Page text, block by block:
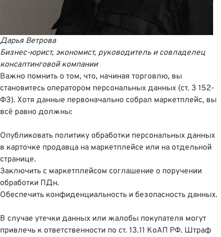
Дарья Ветрова
Бизнес-юрист, экономист, руководитель и совладелец
консалтинговой компании
Важно помнить о том, что, начиная торговлю, вы
становитесь оператором персональных данных (ст. 3 152-
ФЗ). Хотя данные первоначально собрал маркетплейс, вы
всё равно должны:
Опубликовать политику обработки персональных данных
в карточке продавца на маркетплейсе или на отдельной
странице.
Заключить с маркетплейсом соглашение о поручении
обработки ПДн.
Обеспечить конфиденциальность и безопасность данных.
В случае утечки данных или жалобы покупателя могут
привлечь к ответственности по ст. 13.11 КоАП РФ. Штраф